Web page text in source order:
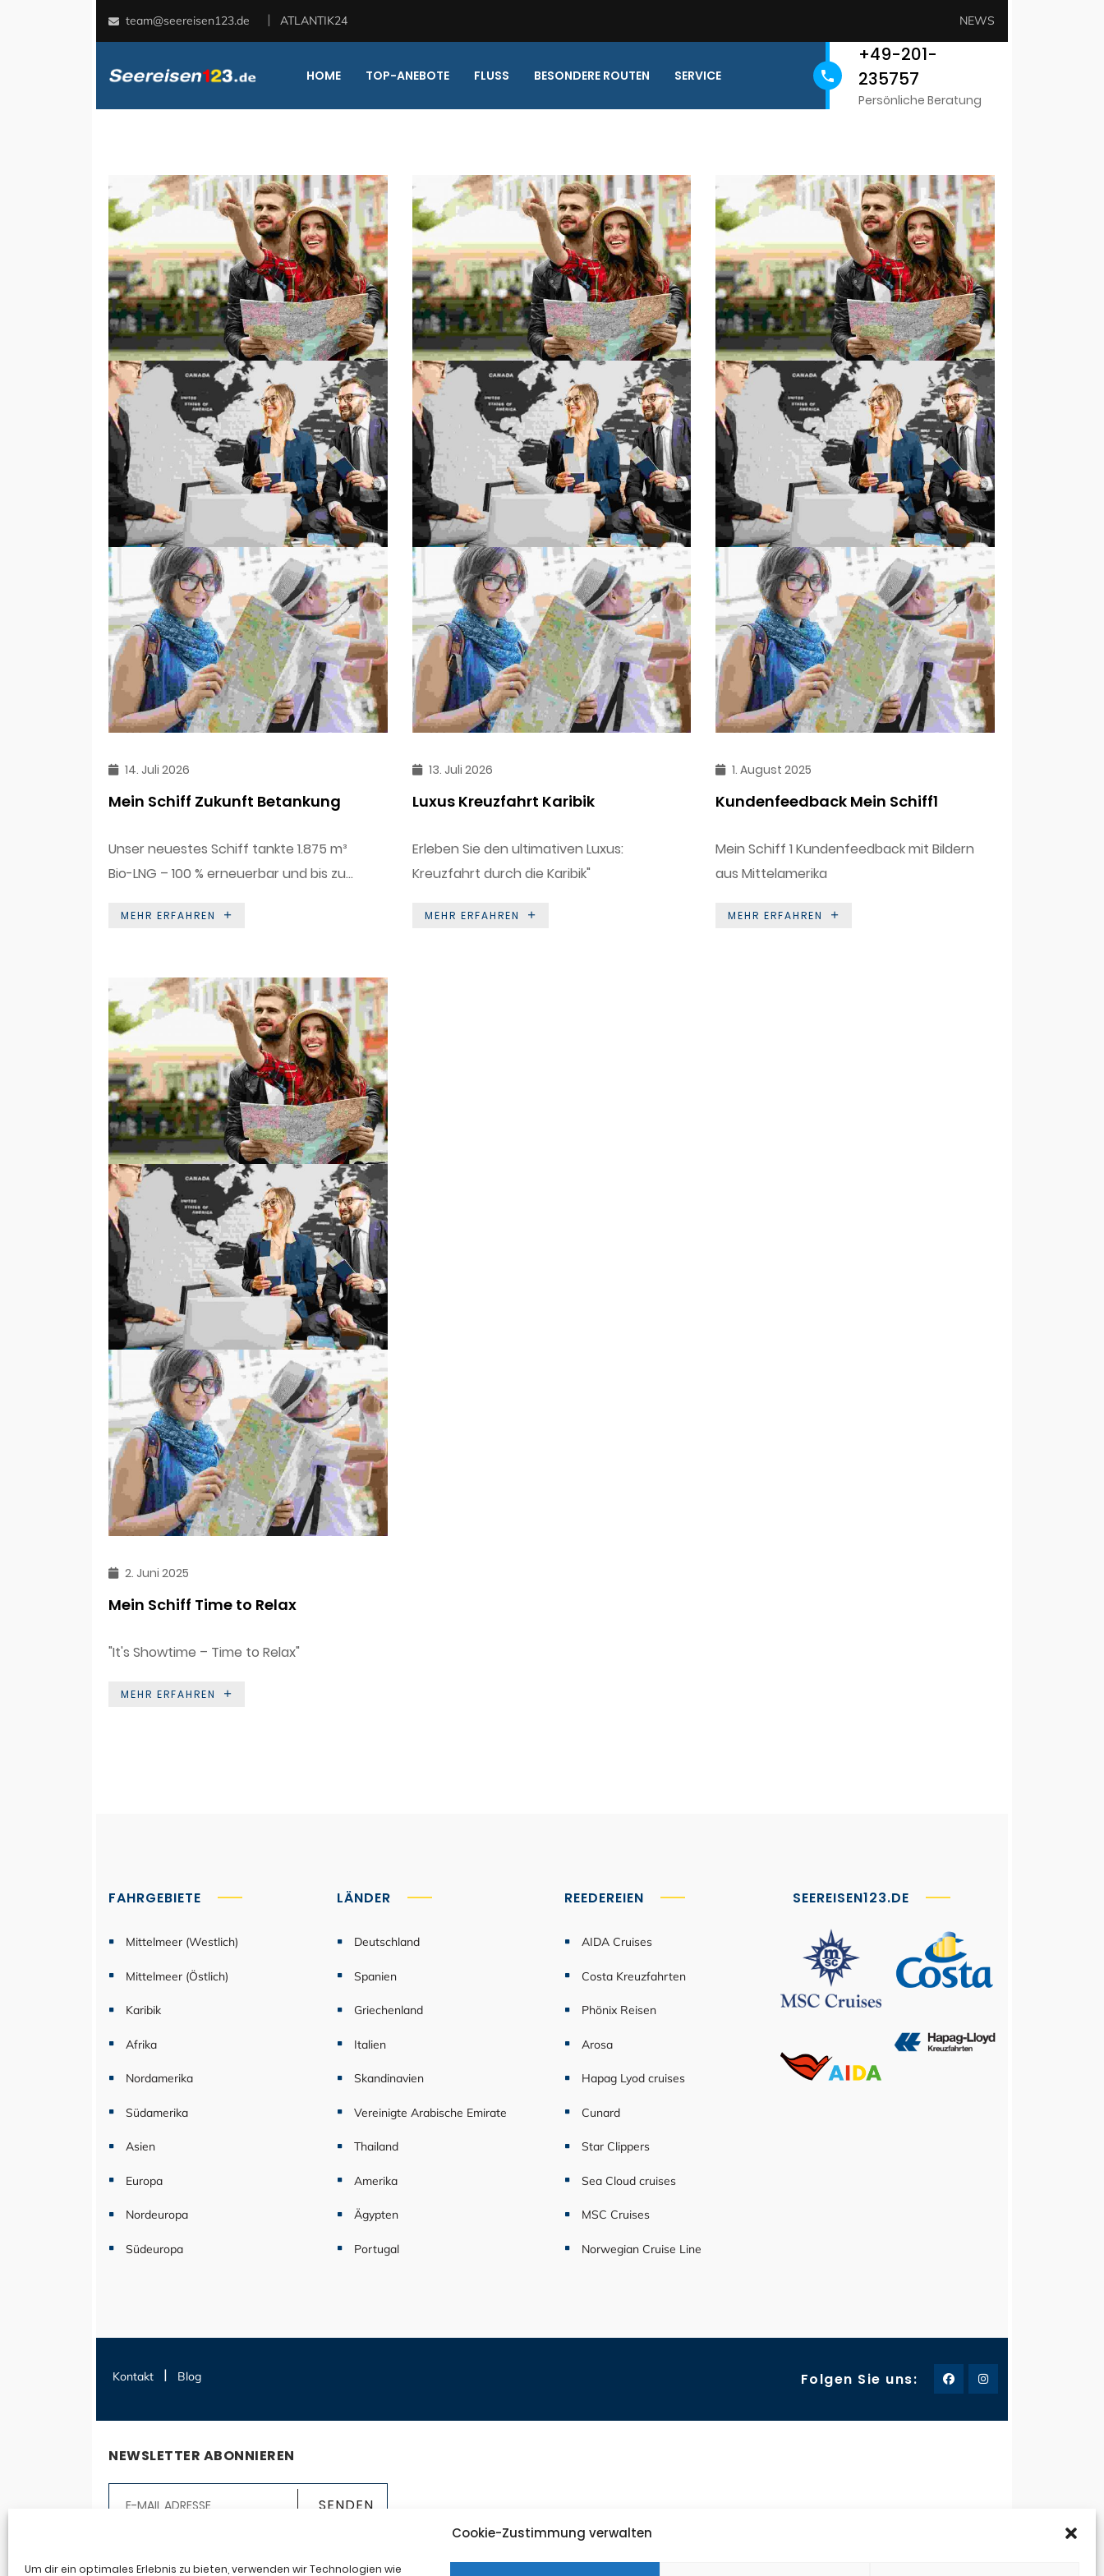
Cookie-Zustimmung verwalten
Um dir ein optimales Erlebnis zu bieten, verwenden wir Technologien wie
team@seereisen123.de ATLANTIK24 NEWS
HOME TOP-ANEBOTE FLUSS BESONDERE ROUTEN SERVICE
+49-201-
235757
Persönliche Beratung
14. Juli 2026
Mein Schiff Zukunft Betankung
Unser neuestes Schiff tankte 1.875 m³
Bio-LNG – 100 % erneuerbar und bis zu...
MEHR ERFAHREN
13. Juli 2026
Luxus Kreuzfahrt Karibik
Erleben Sie den ultimativen Luxus:
Kreuzfahrt durch die Karibik"
MEHR ERFAHREN
1. August 2025
Kundenfeedback Mein Schiff1
Mein Schiff 1 Kundenfeedback mit Bildern
aus Mittelamerika
MEHR ERFAHREN
2. Juni 2025
Mein Schiff Time to Relax
"It's Showtime – Time to Relax"
MEHR ERFAHREN
FAHRGEBIETE
Mittelmeer (Westlich)
Mittelmeer (Östlich)
Karibik
Afrika
Nordamerika
Südamerika
Asien
Europa
Nordeuropa
Südeuropa
LÄNDER
Deutschland
Spanien
Griechenland
Italien
Skandinavien
Vereinigte Arabische Emirate
Thailand
Amerika
Ägypten
Portugal
REEDEREIEN
AIDA Cruises
Costa Kreuzfahrten
Phönix Reisen
Arosa
Hapag Lyod cruises
Cunard
Star Clippers
Sea Cloud cruises
MSC Cruises
Norwegian Cruise Line
SEEREISEN123.DE
Kontakt Blog Folgen Sie uns:
NEWSLETTER ABONNIEREN
abonnieren. Ich erhalte auf mich abgestimmte